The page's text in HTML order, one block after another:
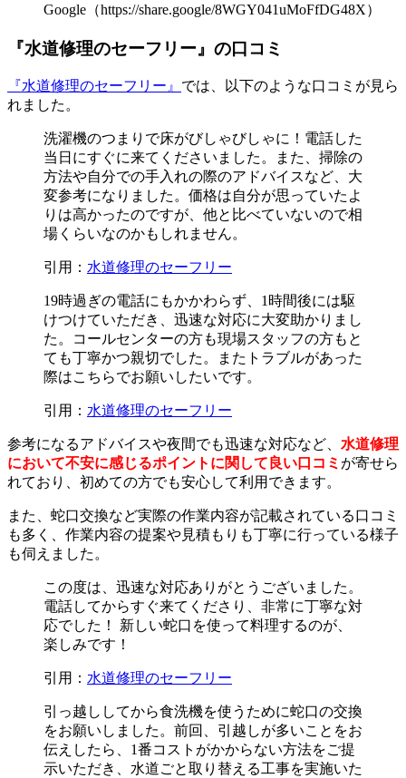
Google（https://share.google/8WGY041uMoFfDG48X）
『水道修理のセーフリー』の口コミ
『水道修理のセーフリー』 では、以下のような口コミが見ら
れました。
洗濯機のつまりで床がびしゃびしゃに！電話した
当日にすぐに来てくださいました。また、掃除の
方法や自分での手入れの際のアドバイスなど、大
変参考になりました。価格は自分が思っていたよ
りは高かったのですが、他と比べていないので相
場くらいなのかもしれません。
引用： 水道修理のセーフリー
19時過ぎの電話にもかかわらず、1時間後には駆
けつけていただき、迅速な対応に大変助かりまし
た。コールセンターの方も現場スタッフの方もと
ても丁寧かつ親切でした。またトラブルがあった
際はこちらでお願いしたいです。
引用： 水道修理のセーフリー
参考になるアドバイスや夜間でも迅速な対応など、 水道修理
において不安に感じるポイントに関して良い口コミ が寄せら
れており、初めての方でも安心して利用できます。
また、蛇口交換など実際の作業内容が記載されている口コミ
も多く、作業内容の提案や見積もりも丁寧に行っている様子
も伺えました。
この度は、迅速な対応ありがとうございました。
電話してからすぐ来てくださり、非常に丁寧な対
応でした！ 新しい蛇口を使って料理するのが、
楽しみです！
引用： 水道修理のセーフリー
引っ越ししてから食洗機を使うために蛇口の交換
をお願いしました。前回、引越しが多いことをお
伝えしたら、1番コストがかからない方法をご提
示いただき、水道ごと取り替える工事を実施いた